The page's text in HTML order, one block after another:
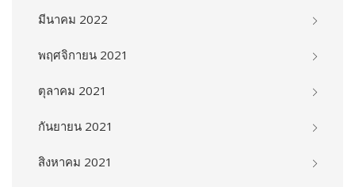
มีนาคม 2022
พฤศจิกายน 2021
ตุลาคม 2021
กันยายน 2021
สิงหาคม 2021